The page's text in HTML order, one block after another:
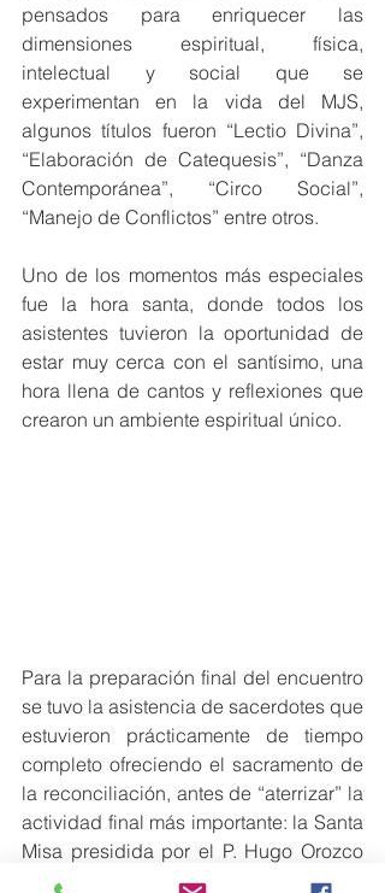
pensados para enriquecer las
dimensiones espiritual, física,
intelectual y social que se
experimentan en la vida del MJS,
algunos títulos fueron “Lectio Divina”,
“Elaboración de Catequesis”, “Danza
Contemporánea”, “Circo Social”,
“Manejo de Conflictos” entre otros.
Uno de los momentos más especiales
fue la hora santa, donde todos los
asistentes tuvieron la oportunidad de
estar muy cerca con el santísimo, una
hora llena de cantos y reflexiones que
crearon un ambiente espiritual único.
Para la preparación final del encuentro
se tuvo la asistencia de sacerdotes que
estuvieron prácticamente de tiempo
completo ofreciendo el sacramento de
la reconciliación, antes de “aterrizar” la
actividad final más importante: la Santa
Misa presidida por el P. Hugo Orozco
Sánchez, un espacio para agradecer a